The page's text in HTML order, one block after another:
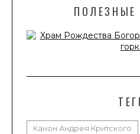
Канон Андрея Критского